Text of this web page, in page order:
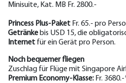
Minisuite, Kat. MB Fr. 2800.-
Princess Plus-Paket Fr. 65.- pro
Getränke bis USD 15, die
Internet für ein Gerät pro Person.
Noch bequemer fliegen
Zuschlag für Flüge mit Singapore
Premium Economy-Klasse: Fr.